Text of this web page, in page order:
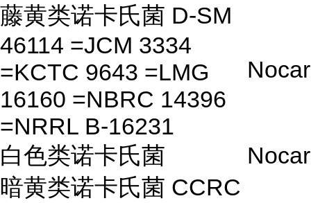
藤黄类诺卡氏菌 D-SM
46114 =JCM 3334
=KCTC 9643 =LMG
16160 =NBRC 14396
=NRRL B-16231
白色类诺卡氏菌
暗黄类诺卡氏菌 CCRC